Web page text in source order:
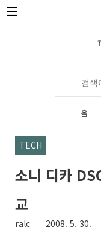
본문 바로가기
홈
TECH
소니 디카
교
ralc 2008. 5. 30.